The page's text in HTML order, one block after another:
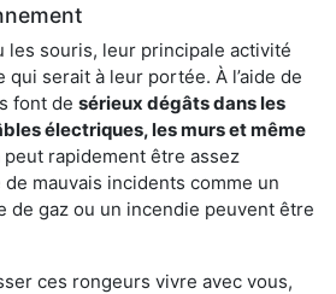
les souris, leur principale activité
qui serait à leur portée. À l’aide de
font de sérieux dégâts dans les
électriques, les murs et même
peut rapidement être assez
mauvais incidents comme un
gaz ou un incendie peuvent être
ces rongeurs vivre avec vous,